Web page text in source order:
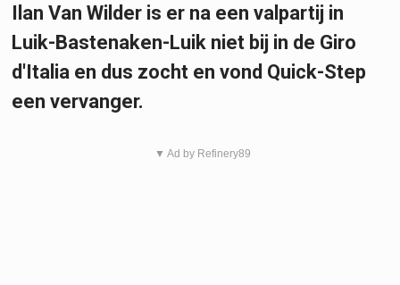
Ilan Van Wilder is er na een valpartij in
Luik-Bastenaken-Luik niet bij in de Giro
d'Italia en dus zocht en vond Quick-Step
een vervanger.
▼ Ad by Refinery89